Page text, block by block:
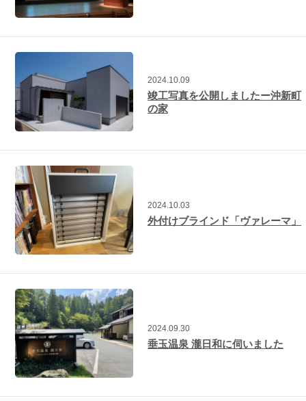
2024.10.09
竣工写真を公開しましたー沖新町
の家
2024.10.03
外付けブラインド「ヴァレーマ」
2024.09.30
垂玉温泉 瀧日和に伺いました